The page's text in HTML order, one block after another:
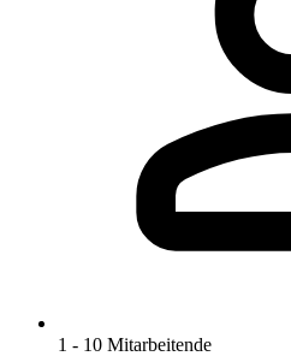
1 - 10 Mitarbeitende